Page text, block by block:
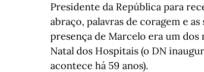
Presidente da República para
abraço, palavras de coragem e
presença de Marcelo era um dos
Natal dos Hospitais (o DN
acontece há 59 anos).